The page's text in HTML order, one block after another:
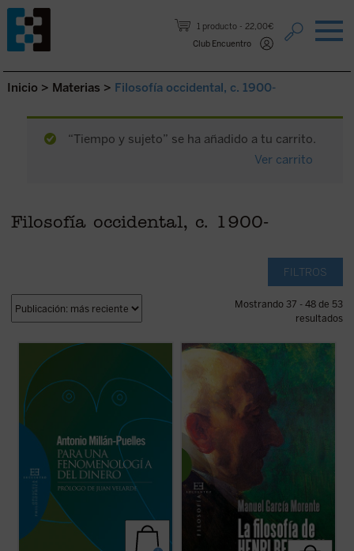
1 producto
22,00€
Club Encuentro
Saltar al contenido.
Inicio > Materias > Filosofía occidental, c. 1900-
“Tiempo y sujeto” se ha añadido a tu carrito.
Ver carrito
Filosofía occidental, c. 1900-
FILTROS
Mostrando 37 - 48 de 53
resultados
Prólogo de Juan Velarde
«En tanto que, sin dejar de ser un hecho
material, es también el dinero una creación
del espíritu, no cabe considerarlo a la
manera de un excitante o estímulo
unívocamente determinativo de la
conducta humana. ...
Este libro, nacido de las conferencias con
que García Morente preparó la venida de
Henri Bergson a Madrid en Mayo de 1916,
diáfana del pensamiento del filósofo
francés. Tanto el objeto y el método que ...
(ver ficha)